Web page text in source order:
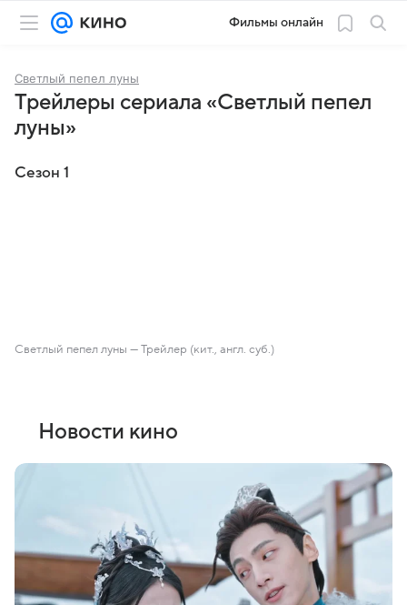
Фильмы онлайн
Светлый пепел луны
Трейлеры сериала «Светлый пепел
луны»
Сезон 1
Светлый пепел луны — Трейлер (кит., англ. суб.)
Новости кино